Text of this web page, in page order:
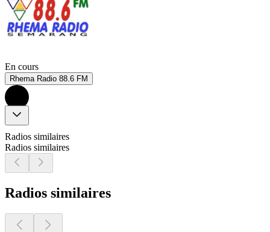
En cours
Rhema Radio 88.6 FM
Radios similaires
Radios similaires
Radios similaires